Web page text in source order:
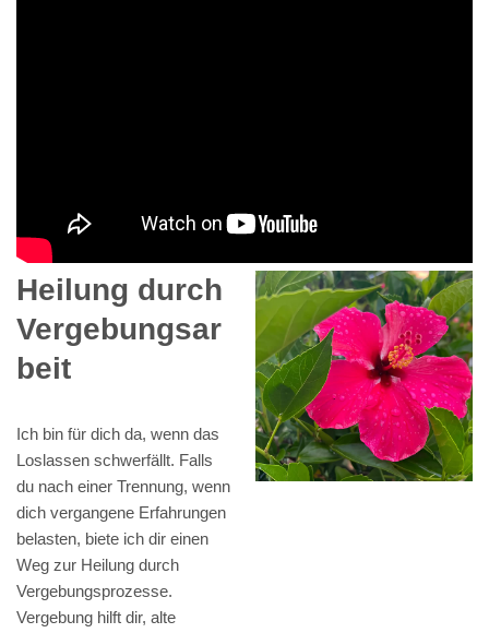
Heilung durch
Vergebungsar
beit
Ich bin für dich da, wenn das
Loslassen schwerfällt. Falls
du nach einer Trennung, wenn
dich vergangene Erfahrungen
belasten, biete ich dir einen
Weg zur Heilung durch
Vergebungsprozesse.
Vergebung hilft dir, alte